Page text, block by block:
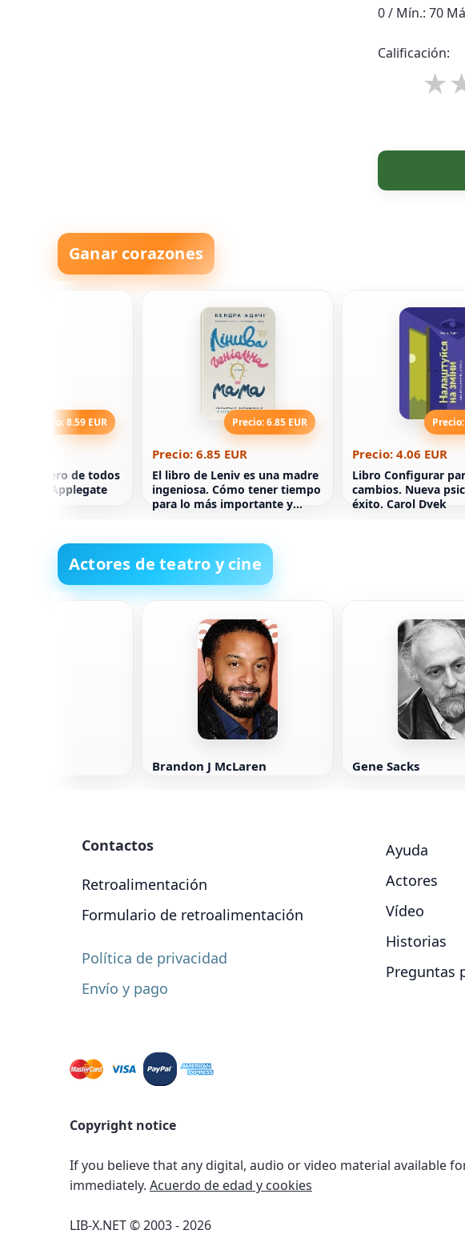
0 / Mín.: 70
Calificación:
Ganar corazones
Precio: 8.59 EUR
El primero de todos
Applegate
Precio: 6.85 EUR
Precio: 6.85 EUR
El libro de Leniv es una madre
ingeniosa. Cómo tener tiempo
para lo más importante y
Precio: 4.06 EUR
Libro Configurar
cambios. Nueva
éxito. Carol Dvek
Actores de teatro y cine
Brandon J McLaren Gene Sacks
Contactos
Retroalimentación
Formulario de retroalimentación
Política de privacidad
Envío y pago
Ayuda
Actores
Vídeo
Historias
Preguntas
Copyright notice
If you believe that any digital, audio or video material available
immediately. Acuerdo de edad y cookies
LIB-X.NET © 2003 - 2026